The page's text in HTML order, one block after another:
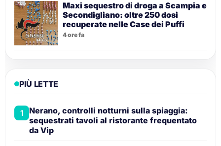
Maxi sequestro di droga a Scampia e
Secondigliano: oltre 250 dosi
recuperate nelle Case dei Puffi
4 ore fa
PIÙ LETTE
1
Nerano, controlli notturni sulla spiaggia:
sequestrati tavoli al ristorante frequentato
da Vip